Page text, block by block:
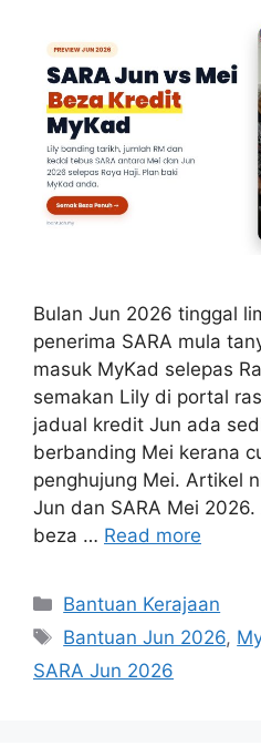
Bulan Jun 2026 tinggal
penerima SARA mula
masuk MyKad selepas
semakan Lily di portal
jadual kredit Jun ada
berbanding Mei kerana
penghujung Mei. Artikel
Jun dan SARA Mei
beza … Read more
Categories
Bantuan Kerajaan
Tags
Bantuan Jun 2026,
SARA Jun 2026